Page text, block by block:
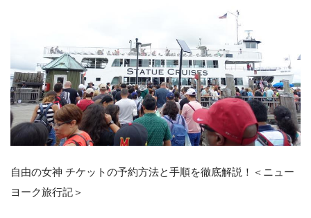
自由の女神 チケットの予約方法と手順を徹底解説！＜ニュー
ヨーク旅行記＞